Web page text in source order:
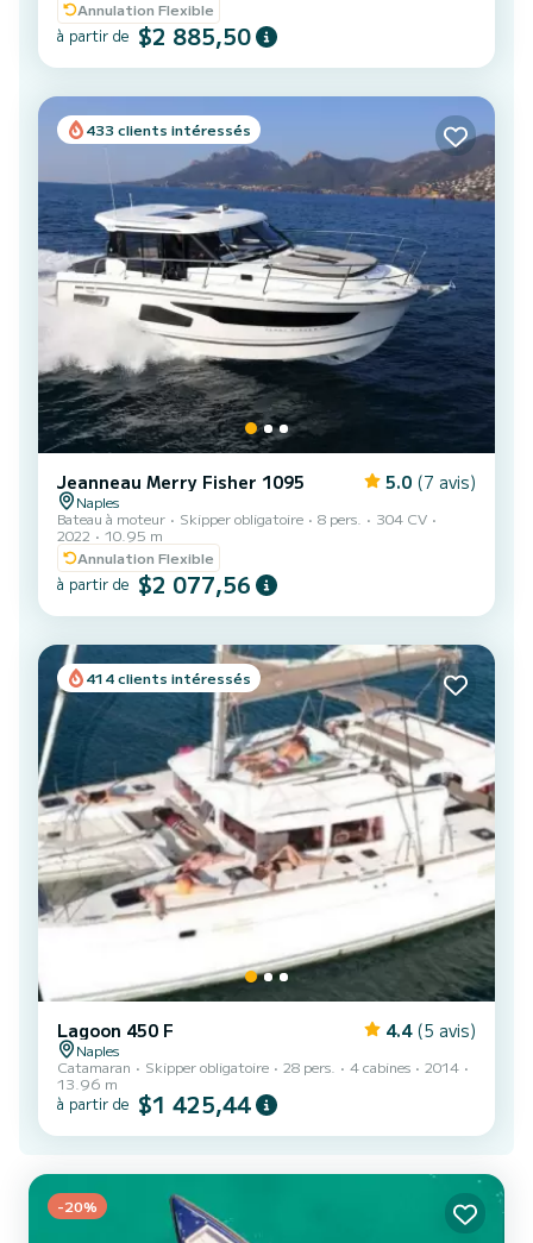
Annulation Flexible
à partir de $2 885,50
433 clients intéressés
Jeanneau Merry Fisher 1095 5.0 (7 avis)
Naples
Bateau à moteur
Skipper obligatoire 8 pers.
304 CV
2022
10.95 m
Annulation Flexible
à partir de $2 077,56
414 clients intéressés
Lagoon 450 F 4.4 (5 avis)
Naples
Catamaran
Skipper obligatoire 28 pers. 4 cabines
2014
13.96 m
à partir de $1 425,44
-20%